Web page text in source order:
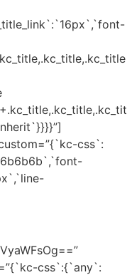
css`:
css`:{`any`: